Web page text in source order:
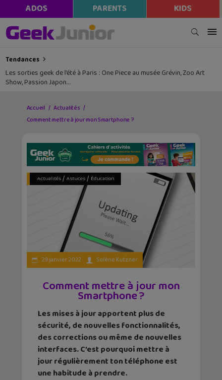
ADOS PARENTS KIDS
Tendances
Les sorties geek de l’été à Paris : One Piece au musée Grévin, Zoo Art
Show, Passion Japon…
Accueil
Actualités
Comment mettre à jour mon Smartphone ?
Actualités/ Astuces/ Éducation
29 janvier 2022 Solène Kutzner
Comment mettre à jour mon
Smartphone ?
Les mises à jour apportent plus de
sécurité, de nouvelles fonctionnalités,
des corrections ou même de nouvelles
interfaces. C’est pourquoi mettre à
jour régulièrement ton téléphone est
une habitude à prendre.